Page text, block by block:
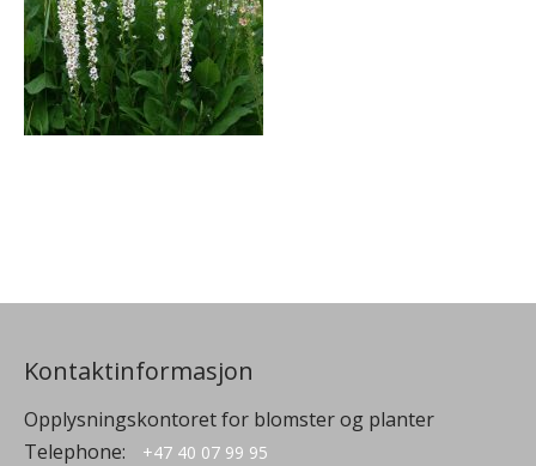
Kontaktinformasjon
Opplysningskontoret for blomster og planter
Telephone:
+47 40 07 99 95